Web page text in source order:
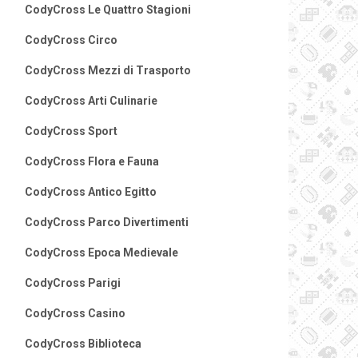
CodyCross Le Quattro Stagioni
CodyCross Circo
CodyCross Mezzi di Trasporto
CodyCross Arti Culinarie
CodyCross Sport
CodyCross Flora e Fauna
CodyCross Antico Egitto
CodyCross Parco Divertimenti
CodyCross Epoca Medievale
CodyCross Parigi
CodyCross Casino
CodyCross Biblioteca